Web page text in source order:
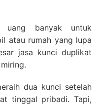
uang banyak untuk
atau rumah yang lupa
jasa kunci duplikat
dua kunci setelah
tinggal pribadi. Tapi,